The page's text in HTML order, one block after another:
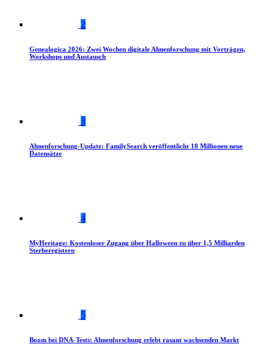
2
Genealogica 2026: Zwei Wochen digitale Ahnenforschung mit Vorträgen,
Workshops und Austausch
3
Ahnenforschung-Update: FamilySearch veröffentlicht 18 Millionen neue
Datensätze
4
MyHeritage: Kostenloser Zugang über Halloween zu über 1,5 Milliarden
Sterberegistern
5
Boom bei DNA-Tests: Ahnenforschung erlebt rasant wachsenden Markt